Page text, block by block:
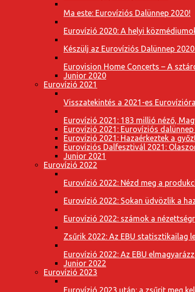
Ma este: Eurovíziós Dalünnep 2020!
Eurovízió 2020: A helyi
Készülj az Eurovíziós Dalünnep
Eurovision Home Concerts – A
Junior 2020
Eurovízió 2021
Visszatekintés a 2021-es
Eurovízió 2021: 183 millió néző,
Eurovízió 2021: Eurovíziós
Eurovízió 2021: Hazaérkeztek a
Eurovíziós Dalfesztivál 2021:
Junior 2021
Eurovízió 2022
Eurovízió 2022: Nézd meg a
Eurovízió 2022: Sokan üdvözlik a
Eurovízió 2022: számok a
Zsűrik 2022: Az EBU statisztikailag
Eurovízió 2022: Az EBU
Junior 2022
Eurovízió 2023
Eurovízió 2023 után: a zsűrit meg